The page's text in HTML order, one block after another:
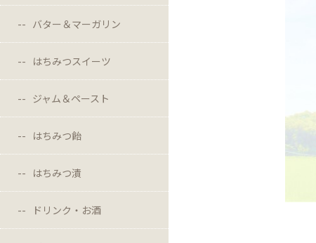
バター＆マーガリン
はちみつスイーツ
ジャム＆ペースト
はちみつ飴
はちみつ漬
ドリンク・お酒